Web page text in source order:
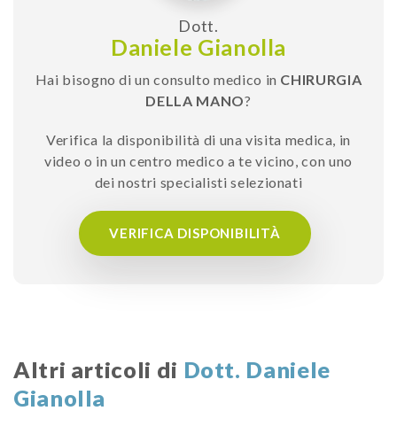
Dott.
Daniele Gianolla
Hai bisogno di un consulto medico in CHIRURGIA
DELLA MANO?
Verifica la disponibilità di una visita medica, in
video o in un centro medico a te vicino, con uno
dei nostri specialisti selezionati
VERIFICA DISPONIBILITÀ
Altri articoli di Dott. Daniele
Gianolla